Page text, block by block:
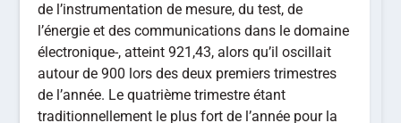
de l’instrumentation de mesure, du test, de
l’énergie et des communications dans le domaine
électronique-, atteint 921,43, alors qu’il oscillait
autour de 900 lors des deux premiers trimestres
de l’année. Le quatrième trimestre étant
traditionnellement le plus fort de l’année pour la